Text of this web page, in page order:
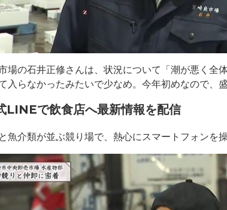
場の石井正修さんは、状況について「潮が悪く全
入らなかったみたいで少なめ。今年初めなので、
LINEで飲食店へ最新情報を配信
魚介類が並ぶ競り場で、熱心にスマートフォンを